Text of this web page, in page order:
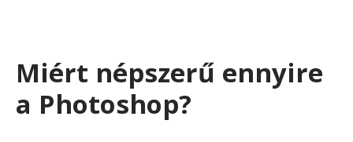
Miért népszerű ennyire
a Photoshop?